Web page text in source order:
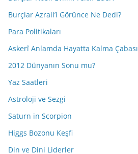
Burçlar Azrail’i Görünce Ne Dedi?
Para Politikaları
Askerî Anlamda Hayatta Kalma Çabası
2012 Dünyanın Sonu mu?
Yaz Saatleri
Astroloji ve Sezgi
Saturn in Scorpion
Higgs Bozonu Keşfi
Din ve Dini Liderler